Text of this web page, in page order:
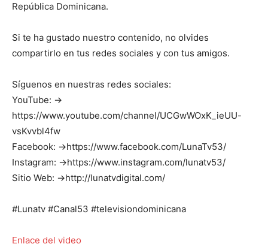
República Dominicana.
Si te ha gustado nuestro contenido, no olvides
compartirlo en tus redes sociales y con tus amigos.
Síguenos en nuestras redes sociales:
YouTube: →
https://www.youtube.com/channel/UCGwWOxK_ieUU-
vsKvvbl4fw
Facebook: →https://www.facebook.com/LunaTv53/
Instagram: →https://www.instagram.com/lunatv53/
Sitio Web: →http://lunatvdigital.com/
#Lunatv #Canal53 #televisiondominicana
Enlace del video